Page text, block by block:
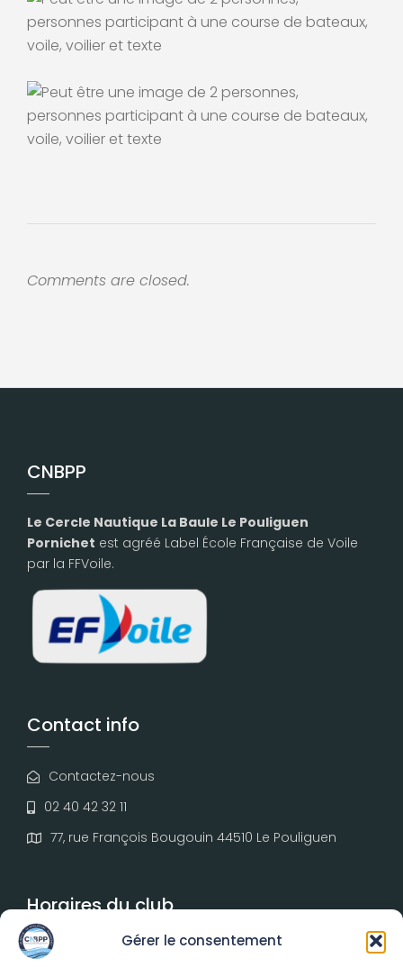
Gérer le consentement
Comments are closed.
CNBPP
Le Cercle Nautique La Baule Le Pouliguen
Pornichet est agréé Label École Française de Voile
par la FFVoile.
Contact info
Contactez-nous
02 40 42 32 11
77, rue François Bougouin 44510 Le Pouliguen
Horaires du club
Du lundi au vendredi :